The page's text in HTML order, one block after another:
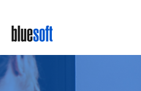
main
content